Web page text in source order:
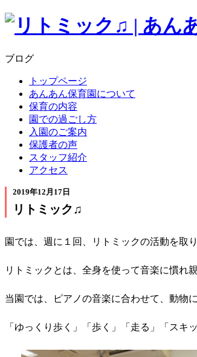
ブログ
トップページ
あんあん保育園について
保育の内容
園での過ごし方
入園のご案内
保護者の声
スタッフ紹介
アクセス
2019年12月17日
リトミック♫
園では、週に１回、リトミックの活動を取
リトミックとは、全身を使って音楽に慣れ
当園では、ピアノの音楽に合わせて、動物
「ゆっくり歩く」「歩く」「走る」「スキ